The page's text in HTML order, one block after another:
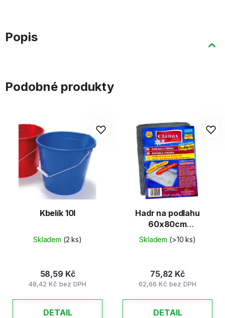
Popis
Podobné produkty
Kbelík 10l
Skladem (2 ks)
48,42 Kč bez DPH
58,59 Kč
DETAIL
Hadr na podlahu
60x80cm
mikrovlákno
Skladem (>10 ks)
62,66 Kč bez DPH
75,82 Kč
DETAIL